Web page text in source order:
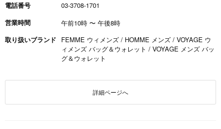
電話番号
03-3708-1701
営業時間
午前10時 〜 午後8時
取り扱いブランド
FEMME ウィメンズ / HOMME メンズ / VOYAGE ウ
ィメンズ バッグ＆ウォレット / VOYAGE メンズ バッ
グ＆ウォレット
詳細ページへ